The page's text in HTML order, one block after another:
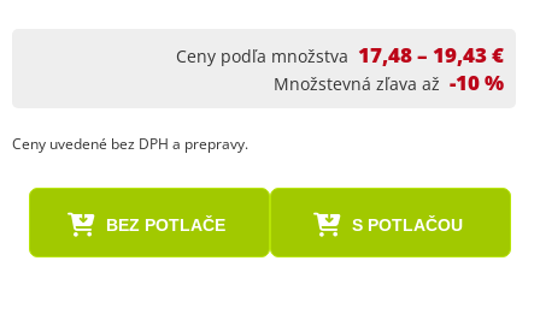
Ceny podľa množstva 17,48 – 19,43 €
Množstevná zľava až -10 %
Ceny uvedené bez DPH a prepravy.
BEZ POTLAČE S POTLAČOU